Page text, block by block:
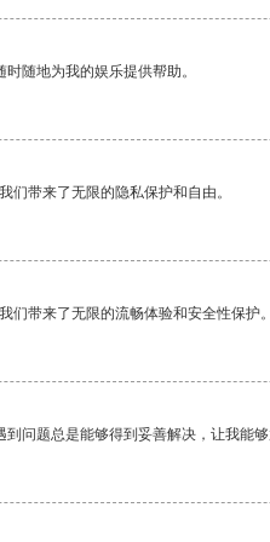
随地为我的娱乐提供帮助。
们带来了无限的隐私保护和自由。
们带来了无限的流畅体验和安全性保护。
问题总是能够得到妥善解决，让我能够